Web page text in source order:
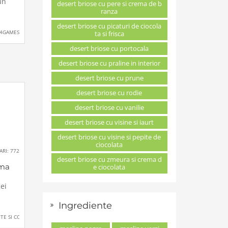
772
SI CONCERTE
desert briose cu pere si crema de b
ranza
desert briose cu picaturi de ciocola
ta si frisca
desert briose cu portocala
desert briose cu praline in interior
desert briose cu prune
desert briose cu rodie
desert briose cu vanilie
desert briose cu visine si iaurt
desert briose cu visine si pepite de
ciocolata
desert briose cu zmeura si crema d
e ciocolata
Ingrediente